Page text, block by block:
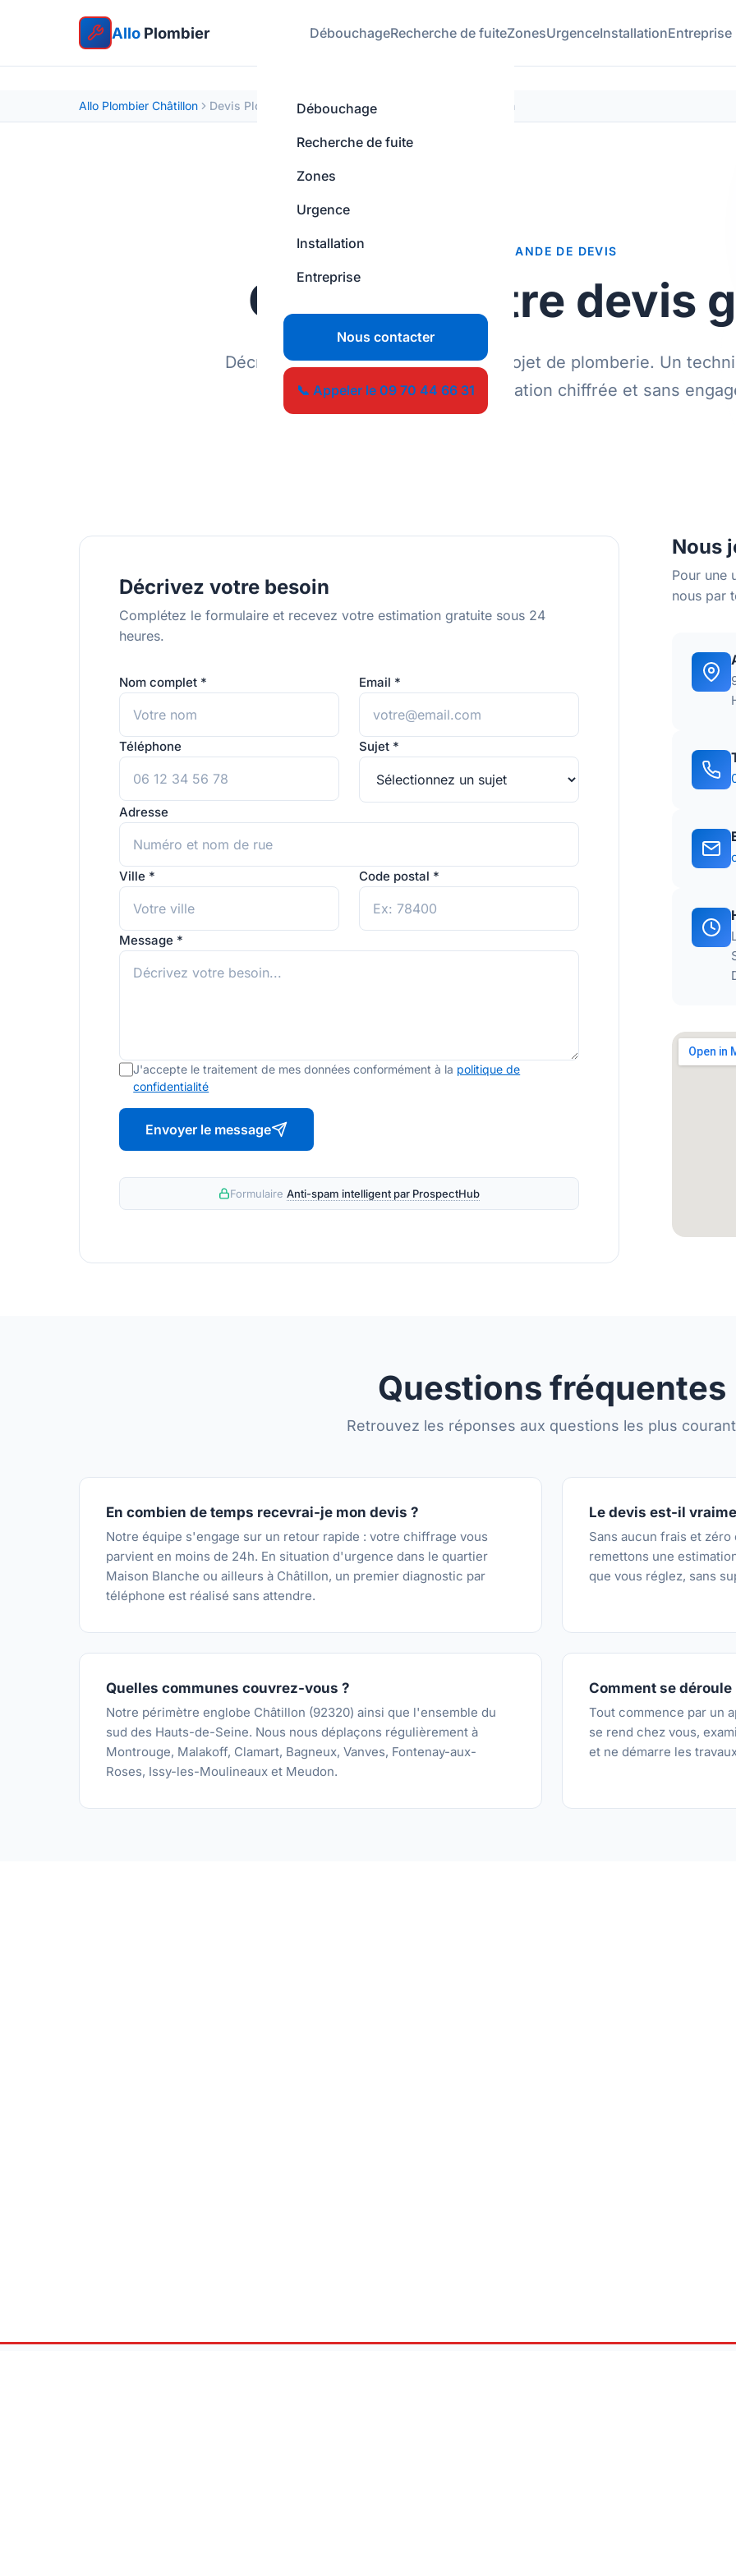
Allo Plombier DébouchageRecherche de fuiteZonesUrgenceInstallationEntreprise
Débouchage
Recherche de fuite
Zones
Urgence
Installation
Entreprise
Nous contacter
📞 Appeler le 09 70 44 66 31
Allo Plombier Châtillon Devis Plombier Châtillon - Estimation Gratuite Sous 24h
DEMANDE DE DEVIS
Obtenez votre devis
Décrivez votre problème ou votre projet de plomberie. Un
sous 24h avec une estimation chiffrée et sans
Décrivez votre besoin
Complétez le formulaire et recevez votre estimation gratuite sous 24
heures.
Nom complet * Email *
Téléphone Sujet *
Adresse
Ville * Code postal *
Message *
J'accepte le traitement de mes données conformément à la politique de
confidentialité
Envoyer le message
Formulaire Anti-spam intelligent par ProspectHub
Nous
Pour une
nous par
Questions fréquentes
Retrouvez les réponses aux questions les plus
En combien de temps recevrai-je mon devis ?
Notre équipe s'engage sur un retour rapide : votre chiffrage vous
parvient en moins de 24h. En situation d'urgence dans le quartier
Maison Blanche ou ailleurs à Châtillon, un premier diagnostic par
téléphone est réalisé sans attendre.
Le devis est-il
Sans aucun frais et
remettons une
que vous réglez, sans
Quelles communes couvrez-vous ?
Notre périmètre englobe Châtillon (92320) ainsi que l'ensemble du
sud des Hauts-de-Seine. Nous nous déplaçons régulièrement à
Montrouge, Malakoff, Clamart, Bagneux, Vanves, Fontenay-aux-
Roses, Issy-les-Moulineaux et Meudon.
Comment se
Tout commence par un
se rend chez vous,
et ne démarre les